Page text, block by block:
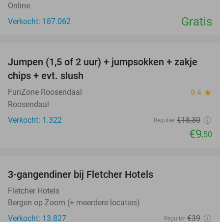
Online
Verkocht: 187.062
Gratis
48%
Jumpen (1,5 of 2 uur) + jumpsokken + zakje
chips + evt. slush
FunZone Roosendaal 9.4 star
Roosendaal
Verkocht: 1.322
Regulier €18,30
€9,50
3-gangendiner bij Fletcher Hotels
Fletcher Hotels
Bergen op Zoom (+ meerdere locaties)
Verkocht: 13.827
Regulier €39